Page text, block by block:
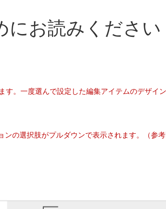
にお読みください
。一度選んで設定した編集アイテムのデザイ
の選択肢がプルダウンで表示されます。（参